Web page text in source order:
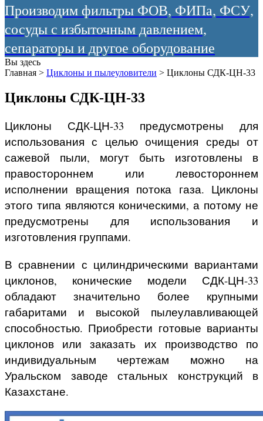
Производим фильтры ФОВ, ФИПа, ФСУ,
сосуды с избыточным давлением,
сепараторы и другое оборудование
Вы здесь
Главная > Циклоны и пылеуловители > Циклоны СДК-ЦН-33
Циклоны СДК-ЦН-33
Циклоны СДК-ЦН-33 предусмотрены для
использования с целью очищения среды от
сажевой пыли, могут быть изготовлены в
правостороннем или левостороннем
исполнении вращения потока газа. Циклоны
этого типа являются коническими, а потому не
предусмотрены для использования и
изготовления группами.
В сравнении с цилиндрическими вариантами
циклонов, конические модели СДК-ЦН-33
обладают значительно более крупными
габаритами и высокой пылеулавливающей
способностью. Приобрести готовые варианты
циклонов или заказать их производство по
индивидуальным чертежам можно на
Уральском заводе стальных конструкций в
Казахстане.